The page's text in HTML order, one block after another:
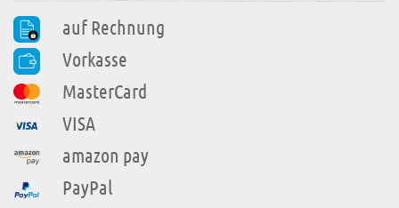
auf Rechnung
Vorkasse
MasterCard
VISA
amazon pay
PayPal